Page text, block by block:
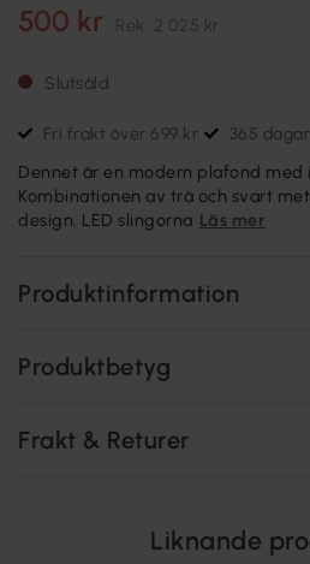
500 kr Rek. 2 025 kr
Slutsåld
Fri frakt över 699 kr 365
Dennet är en modern plafond med
Kombinationen av trä och svart
design. LED slingorna Läs mer
Produktinformation
Produktbetyg
Frakt & Returer
Liknande